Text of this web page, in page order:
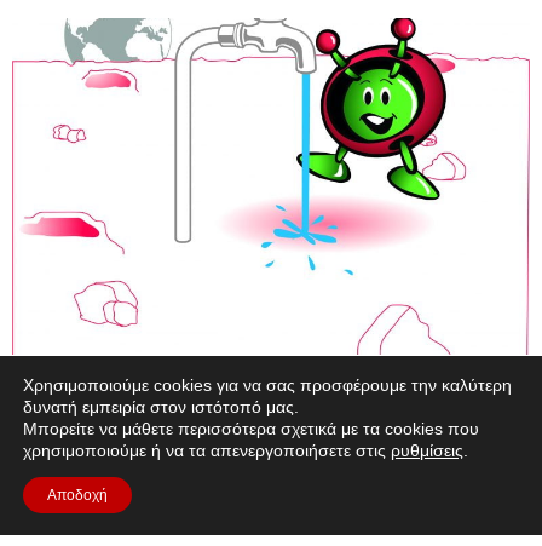
Σύντομη περιγραφή: Σε αυτό το υλικό, οι μαθητές θα
περάσουν μια μέρα καταγράφοντας περίπου πόσο νερό
χρησιμοποιούν για διάφορες δραστηριότητες. Ακολουθεί μια
πειραματική δραστηριότητα στην τάξη, όπου θα
χρησιμοποιήσουν προκατασκευασμένους "σεληνιακούς
Χρησιμοποιούμε cookies για να σας προσφέρουμε την καλύτερη
δυνατή εμπειρία στον ιστότοπό μας.
Μπορείτε να μάθετε περισσότερα σχετικά με τα cookies που
χρησιμοποιούμε ή να τα απενεργοποιήσετε στις ρυθμίσεις
Αποδοχή